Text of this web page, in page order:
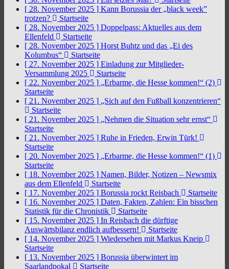
[ 28. November 2025 ] Kann Borussia der „black week”
trotzen?
Startseite
[ 28. November 2025 ] Doppelpass: Aktuelles aus dem
Ellenfeld
Startseite
[ 28. November 2025 ] Horst Buhtz und das „Ei des
Kolumbus“
Startseite
[ 27. November 2025 ] Einladung zur Mitglieder-
Versammlung 2025
Startseite
[ 22. November 2025 ] „Erbarme, die Hesse kommen!“ (2)
Startseite
[ 21. November 2025 ] „Sich auf den Fußball konzentrieren“
Startseite
[ 21. November 2025 ] „Nehmen die Situation sehr ernst“
Startseite
[ 21. November 2025 ] Ruhe in Frieden, Erwin Türk!
Startseite
[ 20. November 2025 ] „Erbarme, die Hesse kommen!“ (1)
Startseite
[ 18. November 2025 ] Namen, Bilder, Notizen – Newsmix
aus dem Ellenfeld
Startseite
[ 17. November 2025 ] Borussia rockt Reisbach
Startseite
[ 16. November 2025 ] Daten, Fakten, Zahlen: Ein bisschen
Statistik für die Chronistik
Startseite
[ 15. November 2025 ] In Reisbach die dürftige
Auswärtsbilanz endlich aufbessern!
Startseite
[ 14. November 2025 ] Wiedersehen mit Markus Kneip
Startseite
[ 13. November 2025 ] Borussia überwintert im
Saarlandpokal
Startseite